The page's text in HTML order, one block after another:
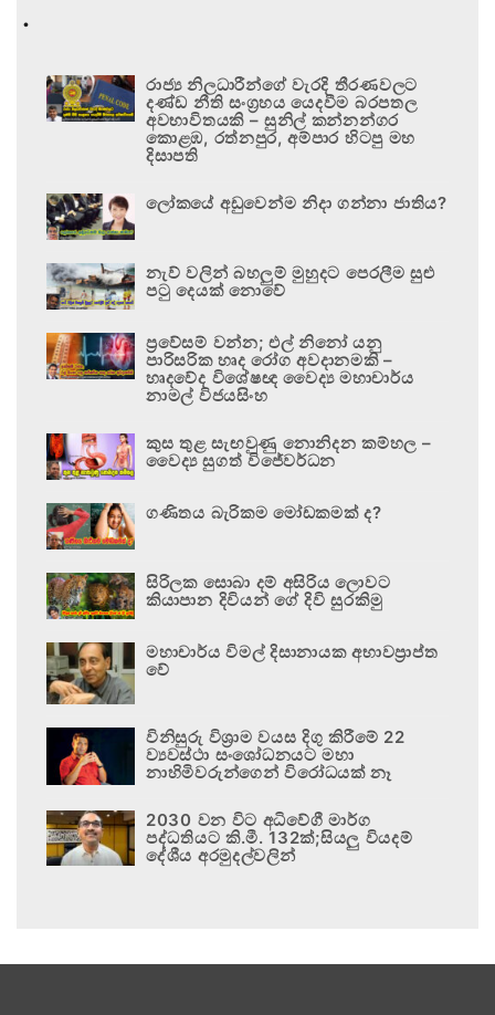
.
රාජ්‍ය නිලධාරීන්ගේ වැරදි තීරණවලට
දණ්ඩ නීති සංග්‍රහය යෙදවීම බරපතල
අවභාවිතයකි – සුනිල් කන්නන්ගර
කොළඹ, රත්නපුර, අම්පාර හිටපු මහ
දිසාපති
ලෝකයේ අඩුවෙන්ම නිදා ගන්නා ජාතිය?
නැව් වලින් බහලුම් මුහුදට පෙරලීම සුළු
පටු දෙයක් නොවේ
ප්‍රවේසම් වන්න; එල් නිනෝ යනු
පාරිසරික හෘද රෝග අවදානමකි –
හෘදවේද විශේෂඥ වෛද්‍ය මහාචාර්ය
නාමල් විජයසිංහ
කුස තුළ සැඟවුණු නොනිදන කම්හල –
වෛද්‍ය සුගත් විජේවර්ධන
ගණිතය බැරිකම මෝඩකමක් ද?
සිරිලක සොබා දම් අසිරිය ලොවට
කියාපාන දිවියන් ගේ දිවි සුරකිමු
මහාචාර්ය විමල් දිසානායක අභාවප්‍රාප්ත
වේ
විනිසුරු විශ්‍රාම වයස දිගු කිරීමේ 22
ව්‍යවස්ථා සංශෝධනයට මහා
නාහිමිවරුන්ගෙන් විරෝධයක් නෑ
2030 වන විට අධිවේගී මාර්ග
පද්ධතියට කි.මී. 132ක්;සියලු වියදම්
දේශීය අරමුදල්වලින්